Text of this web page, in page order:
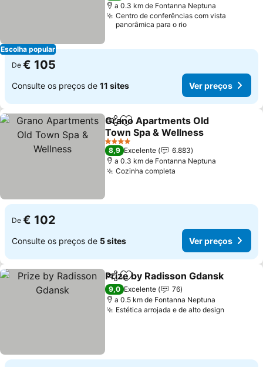
Escolha popular
a 0.3 km de Fontanna Neptuna
Centro de conferências com vista
panorâmica para o rio
De € 105
Consulte os preços de 11 sites Ver preços
PartilharAdicionar aos favoritos
Grano Apartments Old
Town Spa & Wellness
Ver preços
4 Estrelas
8,9 Excelente
6.883
a 0.3 km de Fontanna Neptuna
Cozinha completa
De € 102
Consulte os preços de 5 sites Ver preços
PartilharAdicionar aos favoritos
Prize by Radisson Gdansk
9,0 Excelente
76
a 0.5 km de Fontanna Neptuna
Estética arrojada e de alto design